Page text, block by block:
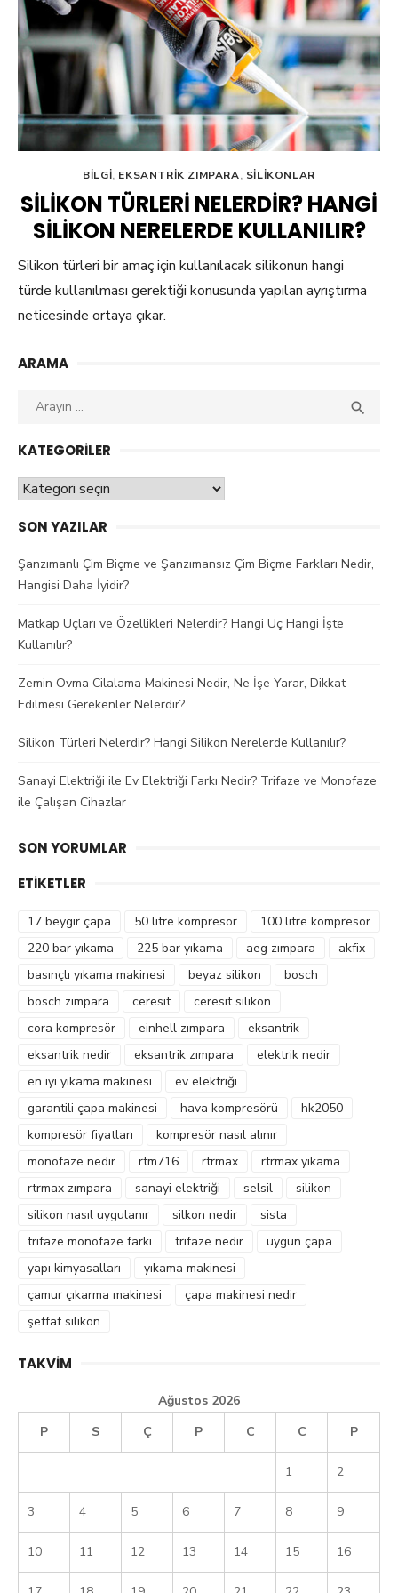
BILGI, EKSANTRIK ZIMPARA, SILIKONLAR
SILIKON TÜRLERI NELERDIR? HANGI
SILIKON NERELERDE KULLANILIR?
Silikon türleri bir amaç için kullanılacak silikonun hangi
türde kullanılması gerektiği konusunda yapılan ayrıştırma
neticesinde ortaya çıkar.
ARAMA
Aranan

KATEGORILER
Kategoriler
SON YAZILAR
Şanzımanlı Çim Biçme ve Şanzımansız Çim Biçme Farkları Nedir,
Hangisi Daha İyidir?
Matkap Uçları ve Özellikleri Nelerdir? Hangi Uç Hangi İşte
Kullanılır?
Zemin Ovma Cilalama Makinesi Nedir, Ne İşe Yarar, Dikkat
Edilmesi Gerekenler Nelerdir?
Silikon Türleri Nelerdir? Hangi Silikon Nerelerde Kullanılır?
Sanayi Elektriği ile Ev Elektriği Farkı Nedir? Trifaze ve Monofaze
ile Çalışan Cihazlar
SON YORUMLAR
ETIKETLER
17 beygir çapa 50 litre kompresör
100 litre kompresör
220 bar yıkama
225 bar yıkama aeg zımpara
akfix
basınçlı yıkama makinesi
beyaz silikon
bosch
bosch zımpara
ceresit
ceresit silikon
cora kompresör
einhell zımpara
eksantrik
eksantrik nedir
eksantrik zımpara
elektrik nedir
en iyi yıkama makinesi
ev elektriği
garantili çapa makinesi
hava kompresörü
hk2050
kompresör fiyatları
kompresör nasıl alınır
monofaze nedir
rtm716 rtrmax
rtrmax yıkama
rtrmax zımpara
sanayi elektriği selsil
silikon
silikon nasıl uygulanır
silkon nedir
sista
trifaze monofaze farkı
trifaze nedir
uygun çapa
yapı kimyasalları
yıkama makinesi
çamur çıkarma makinesi
çapa makinesi nedir
şeffaf silikon
TAKVIM
Ağustos 2026
P
S Ç P C C P
1 2
3 4 5 6 7 8 9
10 11 12 13 14 15 16